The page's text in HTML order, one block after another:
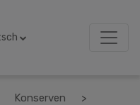
Konserven